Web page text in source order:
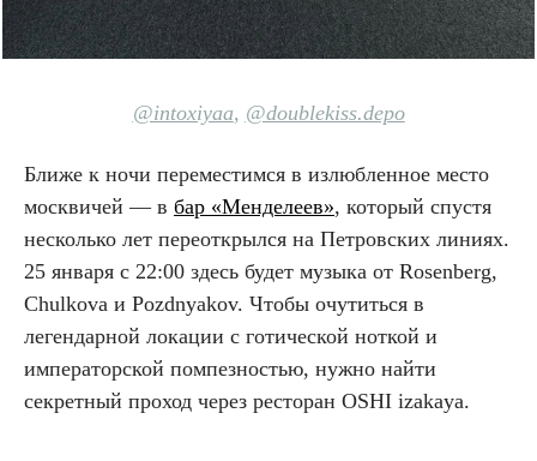
@intoxiyaa, @doublekiss.depo
Ближе к ночи переместимся в излюбленное место
москвичей — в бар «Менделеев», который спустя
несколько лет переоткрылся на Петровских линиях.
25 января c 22:00 здесь будет музыка от Rosenberg,
Chulkova и Pozdnyakov. Чтобы очутиться в
легендарной локации с готической ноткой и
императорской помпезностью, нужно найти
секретный проход через ресторан OSHI izakaya.